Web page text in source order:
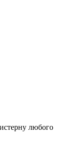
любого